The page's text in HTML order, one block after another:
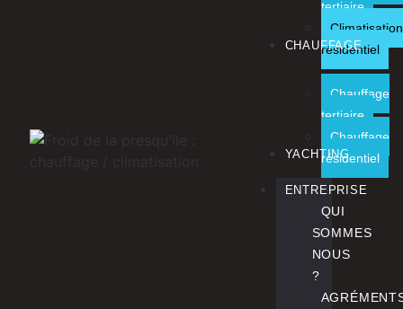
tertiaire
Climatisation
résidentiel
CHAUFFAGE
Chauffage
tertiaire
Chauffage
résidentiel
YACHTING
ENTREPRISE
QUI
SOMMES
NOUS
?